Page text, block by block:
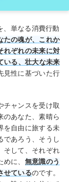
、単なる消費行動
たの魂が、これか
れぞれの未来に対
いる、壮大な未来
見性に基づいた行
チャンスを受け取
のあなた、素晴ら
を自由に旅する未
あろう、そうし
そして、それぞれ
に、 無意識のう
せているのです。